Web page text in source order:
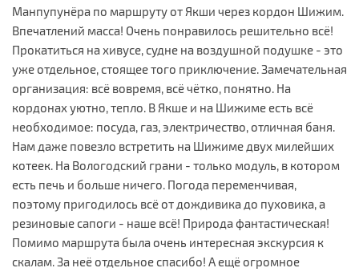
Манпупунёра по маршруту от Якши через кордон Шижим.
Впечатлений масса! Очень понравилось решительно всё!
Прокатиться на хивусе, судне на воздушной подушке - это
уже отдельное, стоящее того приключение. Замечательная
организация: всё вовремя, всё чётко, понятно. На
кордонах уютно, тепло. В Якше и на Шижиме есть всё
необходимое: посуда, газ, электричество, отличная баня.
Нам даже повезло встретить на Шижиме двух милейших
котеек. На Вологодский грани - только модуль, в котором
есть печь и больше ничего. Погода переменчивая,
поэтому пригодилось всё от дождивика до пуховика, а
резиновые сапоги - наше всё! Природа фантастическая!
Помимо маршрута была очень интересная экскурсия к
скалам. За неё отдельное спасибо! А ещё огромное